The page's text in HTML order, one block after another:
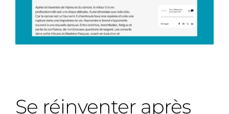
Se réinventer après